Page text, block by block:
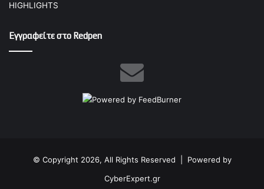
HIGHLIGHTS
Εγγραφείτε στο Redpen
© Copyright 2026, All Rights Reserved | Powered by
CyberExpert.gr